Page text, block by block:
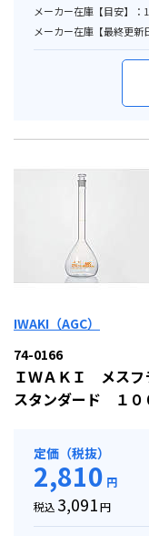
メーカー在庫【目安】：
メーカー在庫【最終更
IWAKI（AGC）
74-0166
ＩＷＡＫＩ メス
スタンダード １０
定価（税抜）
2,810 円
税込 3,091円